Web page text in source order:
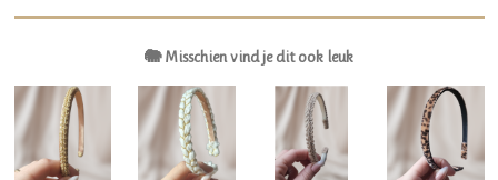
🐘 Misschien vind je dit ook leuk